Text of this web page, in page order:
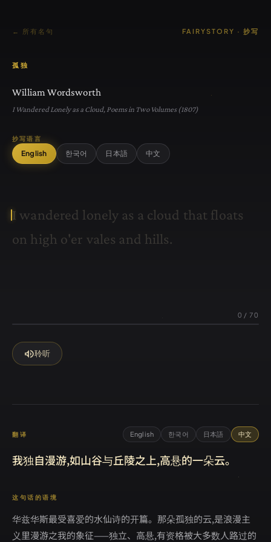
← 所有名句 FAIRYSTORY · 抄写
孤独
William Wordsworth
I Wandered Lonely as a Cloud, Poems in Two Volumes (1807)
抄写语言
English 한국어 日本語 中文
I wandered lonely as a cloud that floats
on high o'er vales and hills.
0 / 70
volume_up聆听
翻译 English 한국어 日本語 中文
我独自漫游,如山谷与丘陵之上,高悬的一朵云。
这句话的语境
华兹华斯最受喜爱的水仙诗的开篇。那朵孤独的云,是浪漫主
义里漫游之我的象征——独立、高悬,有资格被大多数人路过的